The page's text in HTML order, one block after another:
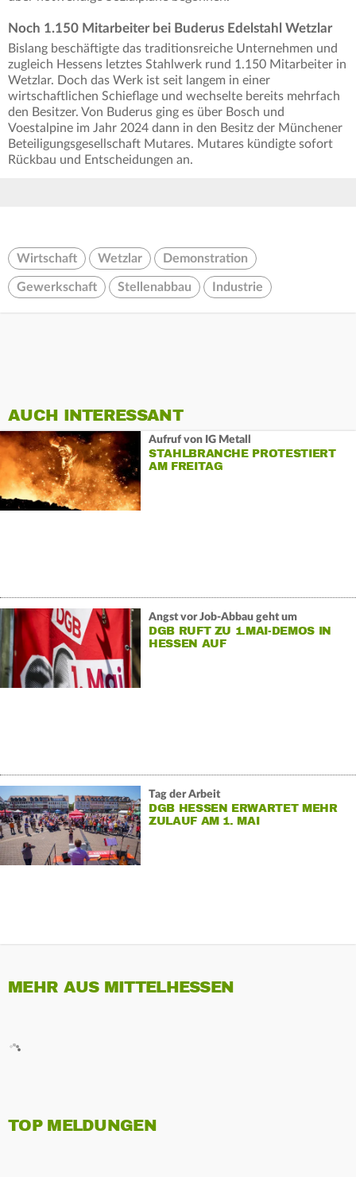
Noch 1.150 Mitarbeiter bei Buderus Edelstahl Wetzlar
Bislang beschäftigte das traditionsreiche Unternehmen und
zugleich Hessens letztes Stahlwerk rund 1.150 Mitarbeiter in
Wetzlar. Doch das Werk ist seit langem in einer
wirtschaftlichen Schieflage und wechselte bereits mehrfach
den Besitzer. Von Buderus ging es über Bosch und
Voestalpine im Jahr 2024 dann in den Besitz der Münchener
Beteiligungsgesellschaft Mutares. Mutares kündigte sofort
Rückbau und Entscheidungen an.
Wirtschaft Wetzlar Demonstration
Gewerkschaft Stellenabbau Industrie
AUCH INTERESSANT
Aufruf von IG Metall
STAHLBRANCHE PROTESTIERT
AM FREITAG
Angst vor Job-Abbau geht um
DGB RUFT ZU 1.MAI-DEMOS IN
HESSEN AUF
Tag der Arbeit
DGB HESSEN ERWARTET MEHR
ZULAUF AM 1. MAI
MEHR AUS MITTELHESSEN
TOP MELDUNGEN